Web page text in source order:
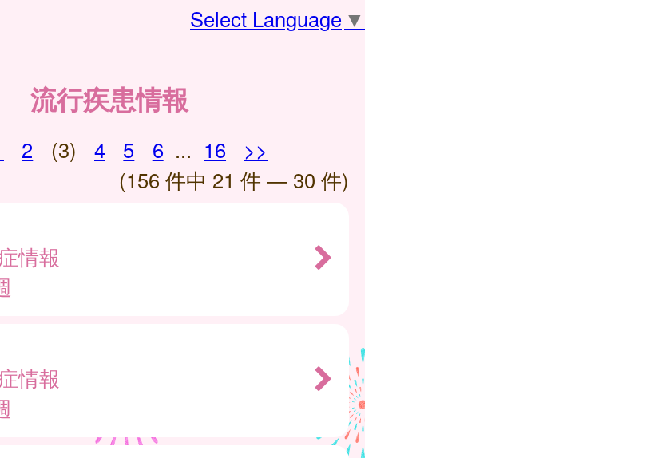
Select Language ▼
流行疾患情報
2 (3) 4 5 6 ... 16
>>
(156 件中 21 件 — 30 件)
情報
情報